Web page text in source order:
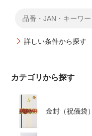
詳しい条件から探す
カテゴリから探す
金封（祝儀袋）